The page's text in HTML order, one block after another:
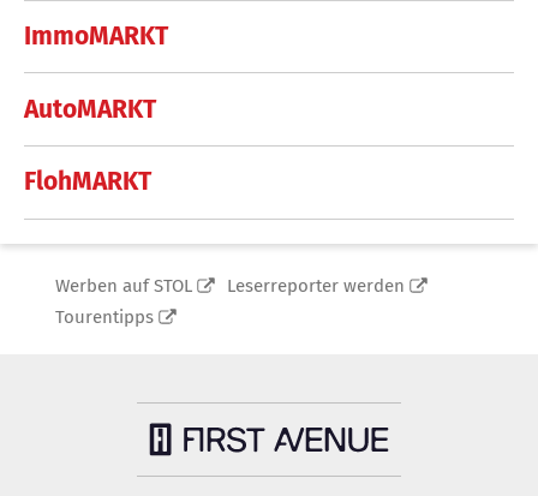
ImmoMARKT
AutoMARKT
FlohMARKT
Werben auf STOL
Leserreporter werden
Tourentipps